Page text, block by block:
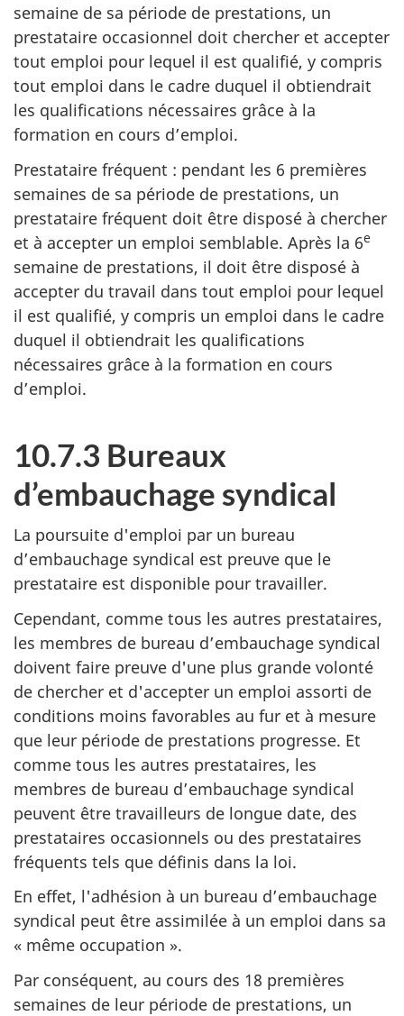
semaine de sa période de prestations, un
prestataire occasionnel doit chercher et accepter
tout emploi pour lequel il est qualifié, y compris
tout emploi dans le cadre duquel il obtiendrait
les qualifications nécessaires grâce à la
formation en cours d’emploi.
Prestataire fréquent : pendant les 6 premières
semaines de sa période de prestations, un
prestataire fréquent doit être disposé à chercher
et à accepter un emploi semblable. Après la 6e
semaine de prestations, il doit être disposé à
accepter du travail dans tout emploi pour lequel
il est qualifié, y compris un emploi dans le cadre
duquel il obtiendrait les qualifications
nécessaires grâce à la formation en cours
d’emploi.
10.7.3 Bureaux
d’embauchage syndical
La poursuite d'emploi par un bureau
d’embauchage syndical est preuve que le
prestataire est disponible pour travailler.
Cependant, comme tous les autres prestataires,
les membres de bureau d’embauchage syndical
doivent faire preuve d'une plus grande volonté
de chercher et d'accepter un emploi assorti de
conditions moins favorables au fur et à mesure
que leur période de prestations progresse. Et
comme tous les autres prestataires, les
membres de bureau d’embauchage syndical
peuvent être travailleurs de longue date, des
prestataires occasionnels ou des prestataires
fréquents tels que définis dans la loi.
En effet, l'adhésion à un bureau d’embauchage
syndical peut être assimilée à un emploi dans sa
« même occupation ».
Par conséquent, au cours des 18 premières
semaines de leur période de prestations, un